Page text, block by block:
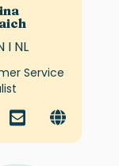
I NL
Service